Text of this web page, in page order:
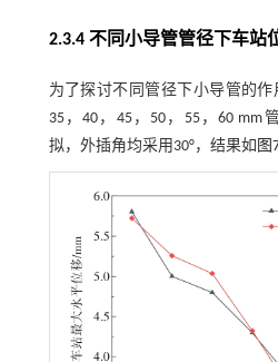
2.3.4 不同小导管管径下车站
为了探讨不同管径下小导管的作
35，40，45，50，55，60 mm
拟，外插角均采用30°，结果如 图